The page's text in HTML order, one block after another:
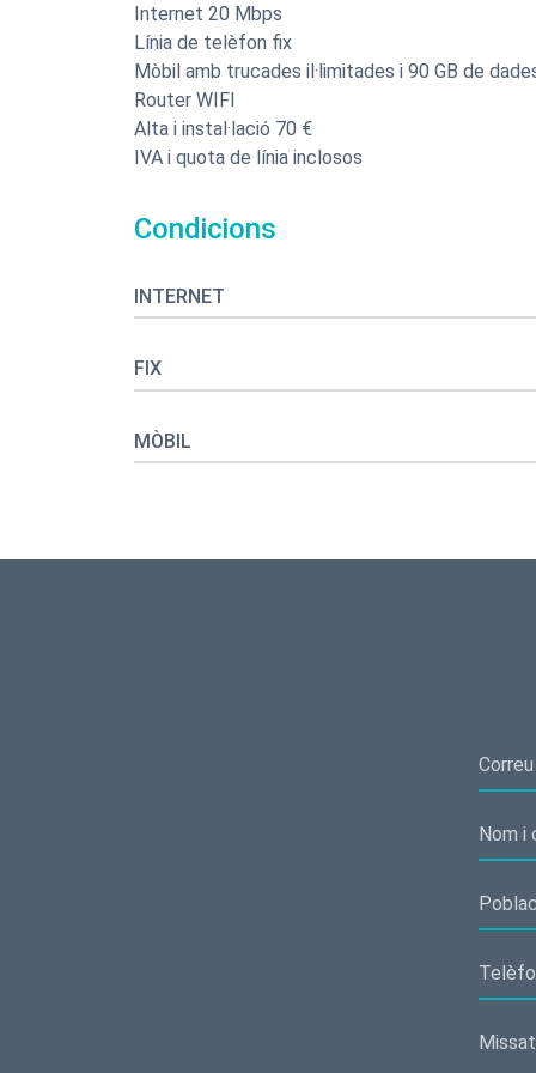
Internet 20 Mbps
Línia de telèfon fix
Mòbil amb trucades il·limitades i 90 GB de
Router WIFI
Alta i instal·lació 70 €
IVA i quota de línia inclosos
Condicions
INTERNET
FIX
MÒBIL